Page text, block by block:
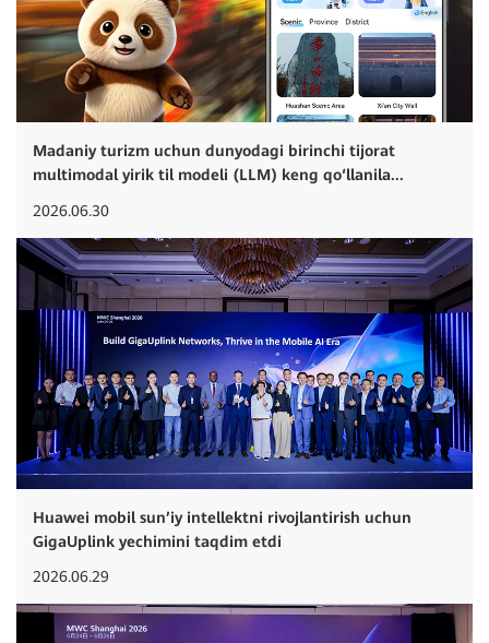
Madaniy turizm uchun dunyodagi birinchi tijorat
multimodal yirik til modeli (LLM) keng qo‘llanila...
2026.06.30
Huawei mobil sun’iy intellektni rivojlantirish uchun
GigaUplink yechimini taqdim etdi
2026.06.29